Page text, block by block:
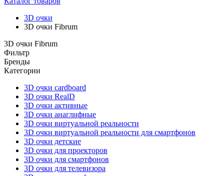
3D очки
3D очки Fibrum
3D очки Fibrum
Фильтр
Бренды
Категории
3D очки cardboard
3D очки RealD
3D очки активные
3D очки анаглифные
3D очки виртуальной реальности
3D очки виртуальной реальности для смартфонов
3D очки детские
3D очки для проекторов
3D очки для смартфонов
3D очки для телевизора